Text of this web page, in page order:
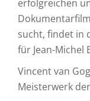
erfolgreichen
sucht, findet in
für Jean-Michel
Vincent van
Meisterwerk